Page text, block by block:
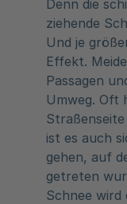
Denn die
ziehende
Und je
Effekt.
Passagen
Umweg. Oft
ist es auch
gehen, auf
getreten
Schnee